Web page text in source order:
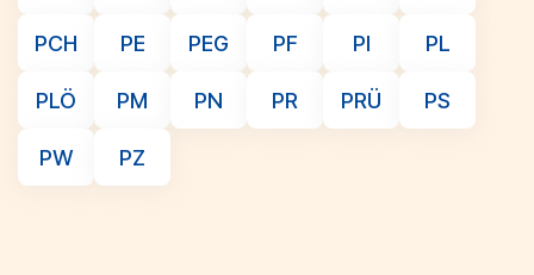
PCH PE PEG PF PI PL
PLÖ PM PN PR PRÜ PS
PW PZ